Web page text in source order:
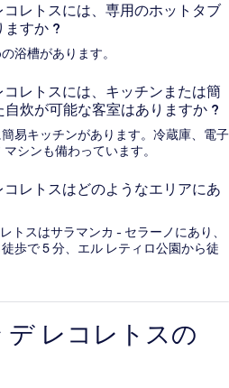
コレトスには、専用のホットタブ
ますか ?
浴槽があります。
コレトスには、キッチンまたは簡
炊が可能な客室はありますか ?
易キッチンがあります。冷蔵庫、電子
シンも備わっています。
コレトスはどのようなエリアにあ
トスはサラマンカ - セラーノにあり、
歩で 5 分、エル レティロ公園から徒
デ レコレトスの